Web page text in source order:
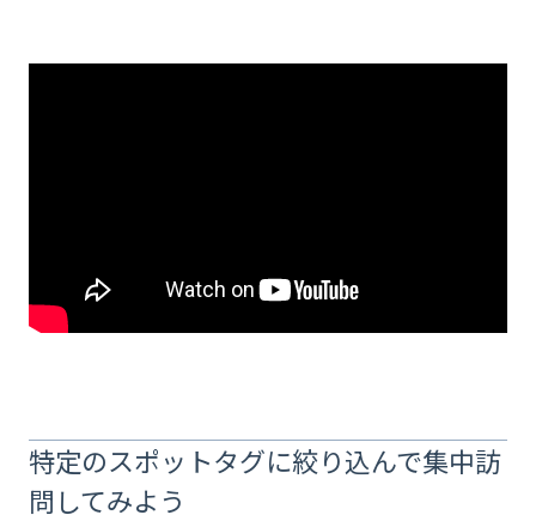
特定のスポットタグに絞り込んで集中訪
問してみよう